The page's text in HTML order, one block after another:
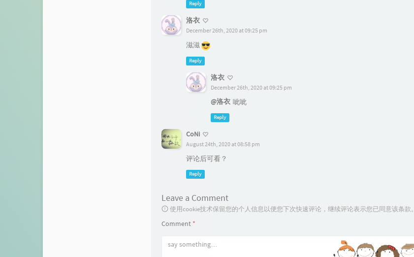
Reply
洛衣
December 26th, 2020 at 09:25 pm
滋滋
Reply
洛衣
December 26th, 2020 at 09:25 pm
@洛衣 呲呲
Reply
CoNi
August 24th, 2020 at 08:58 pm
评论后可看？
Reply
Leave a Comment
使用cookie技术保留您的个人信息以便您下次快速评论，继续评论表示您已同意该条款。
Comment *